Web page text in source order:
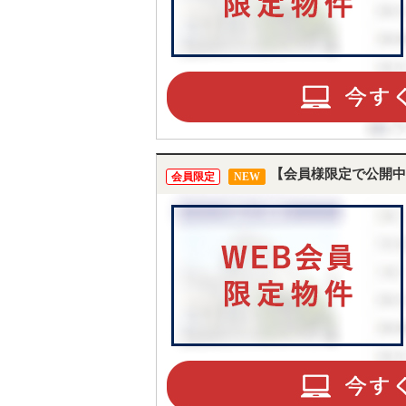
会員限定 NEW 【会員様限定で公開